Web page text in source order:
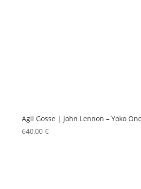
Agii Gosse | John Lennon – Yoko
640,00 €